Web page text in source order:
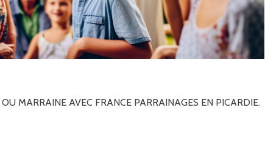
OU MARRAINE AVEC FRANCE PARRAINAGES EN PICARDIE.